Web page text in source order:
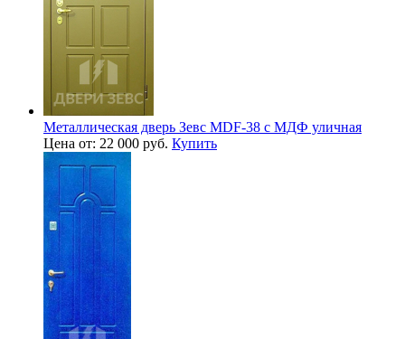
Металлическая дверь Зевс MDF-38 с МДФ уличная
Цена от: 22 000 руб. Купить